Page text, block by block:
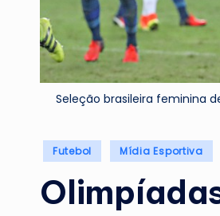
Seleção brasileira feminina
Posted
Futebol Mídia Esportiva